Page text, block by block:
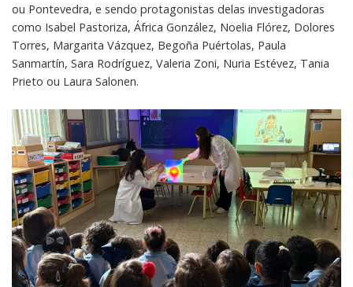
ou Pontevedra, e sendo protagonistas delas investigadoras
como Isabel Pastoriza, África González, Noelia Flórez, Dolores
Torres, Margarita Vázquez, Begoña Puértolas, Paula
Sanmartín, Sara Rodríguez, Valeria Zoni, Nuria Estévez, Tania
Prieto ou Laura Salonen.